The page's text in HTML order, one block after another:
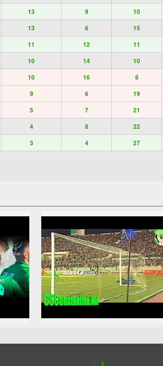
13 9 10
13 6 15
11 12 11
10 14 10
10 16 8
9 6 19
5 7 21
4 8 22
3 4 27